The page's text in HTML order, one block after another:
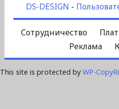
DS-DESIGN -
Сотрудничество
Реклама
This site is protected by WP-